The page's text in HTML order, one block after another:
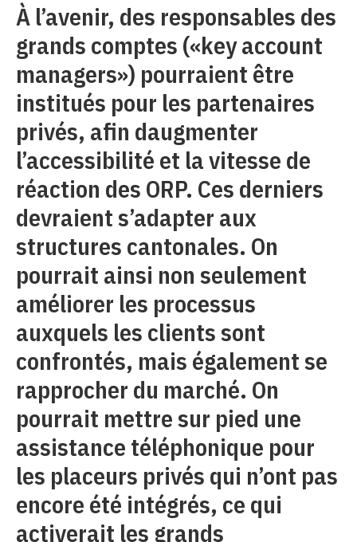
À l’avenir, des responsables des
grands comptes («key account
managers») pourraient être
institués pour les partenaires
privés, afin daugmenter
l’accessibilité et la vitesse de
réaction des ORP. Ces derniers
devraient s’adapter aux
structures cantonales. On
pourrait ainsi non seulement
améliorer les processus
auxquels les clients sont
confrontés, mais également se
rapprocher du marché. On
pourrait mettre sur pied une
assistance téléphonique pour
les placeurs privés qui n’ont pas
encore été intégrés, ce qui
activerait les grands